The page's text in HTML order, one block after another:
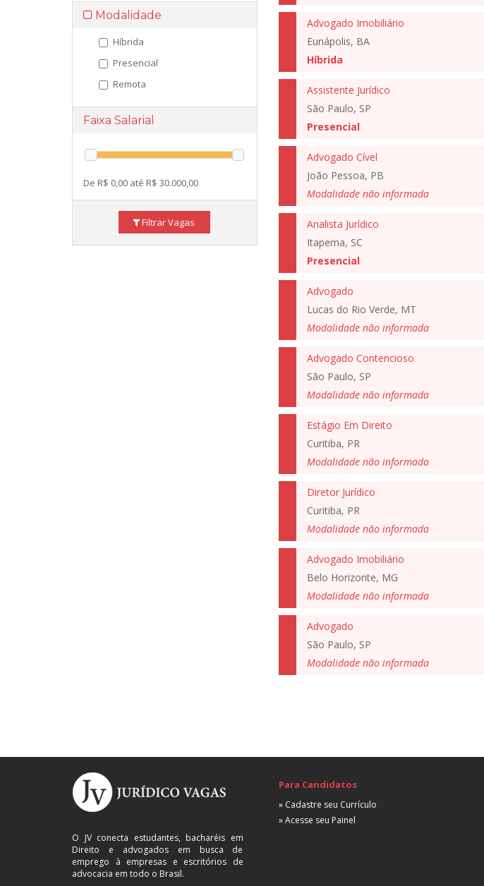
Modalidade
Híbrida
Presencial
Remota
Faixa Salarial
De R$ 0,00 até R$ 30.000,00
Filtrar Vagas
Advogado Imobiliário
Eunápolis, BA
Híbrida
Assistente Jurídico
São Paulo, SP
Presencial
Advogado Cível
João Pessoa, PB
Modalidade não informada
Analista Jurídico
Itapema, SC
Presencial
Advogado
Lucas do Rio Verde, MT
Modalidade não informada
Advogado Contencioso
São Paulo, SP
Modalidade não informada
Estágio Em Direito
Curitiba, PR
Modalidade não informada
Diretor Jurídico
Curitiba, PR
Modalidade não informada
Advogado Imobiliário
Belo Horizonte, MG
Modalidade não informada
Advogado
São Paulo, SP
Modalidade não informada
O JV conecta estudantes, bacharéis em
Direito e advogados em busca de
emprego à empresas e escritórios de
advocacia em todo o Brasil.
Para Candidatos
» Cadastre seu Currículo
» Acesse seu Painel